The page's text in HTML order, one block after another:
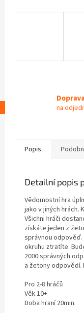
na
Popis
Detailní popis
Vědomostní hra
jako v jiných hrách.
Všichni hráči
získáte jeden z
správnou
okruhu ztratíte.
2000 správných
a žetony odpovědí.
Pro 2-8 hráčů
Věk 10+
Doba hraní 20min.